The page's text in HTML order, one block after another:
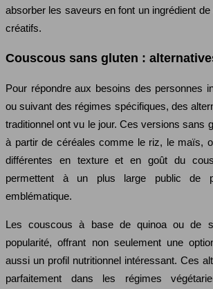
absorber les saveurs en font un ingrédient
créatifs.
Couscous sans gluten :
Pour répondre aux besoins des personnes
ou suivant des régimes spécifiques, des
traditionnel ont vu le jour. Ces versions sans
à partir de céréales comme le riz, le maïs,
différentes en texture et en goût du
permettent à un plus large public de
emblématique.
Les couscous à base de quinoa ou de
popularité, offrant non seulement une
aussi un profil nutritionnel intéressant. Ces
parfaitement dans les régimes